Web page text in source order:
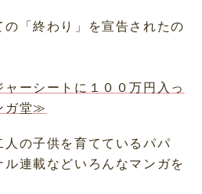
「終わり」を宣告されたの
ャーシートに１００万円入っ
ガ堂≫
人の子供を育てているパパ
連載などいろんなマンガを